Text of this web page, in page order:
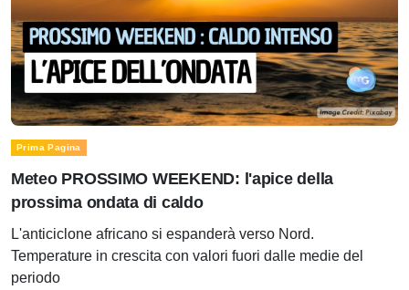
Prima Pagina
Meteo PROSSIMO WEEKEND: l'apice della
prossima ondata di caldo
L'anticiclone africano si espanderà verso Nord.
Temperature in crescita con valori fuori dalle medie del
periodo